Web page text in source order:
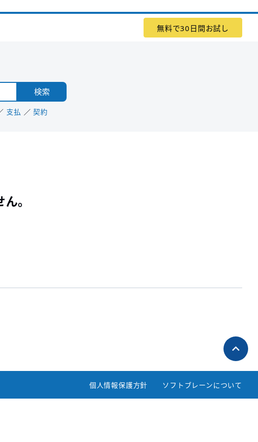
無料で30日間お試し
検索
支払 契約
。
個人情報保護方針 ソフトブレーンについて